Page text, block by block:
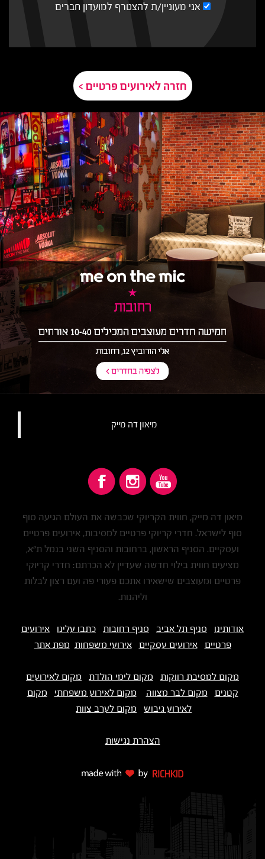
אני מעוניין/ת להצטרף למועדון חברים
חזרה לאירועים פרטיים >
מיאון דה מייק‏
מיאון דה מייק, חווית הקריוקי שכבשה את העולם הגיעה סוף
סוף לישראל. חדרי קריוקי פרטיים למסיבות, אירועים פרטיים
ועסקיים. הסניף הראשון, ברחובות והסניף השני בנמל ת"א,
מציעים חווית בילוי חדשה שעדיין לא הכרתם: חדרי קריוקי
פרטיים ומעוצבים שישאירו אתכם פעורי פה ועם רצון לבלות
וליהנות.
אודותינו סניף תל אביב סניף רחובות כתבו עלינו
אירועים
פרטיים
אירועים עסקיים אירועי משפחות מפת אתר
מקום למסיבת רווקות מקום לימי הולדת
מקום לאירועים
קטנים
מקום לבר מצווה מקום לאירוע משפחתי
מקום
לאירוע גיבוש
מקום לערב צוות
הצהרת נגישות